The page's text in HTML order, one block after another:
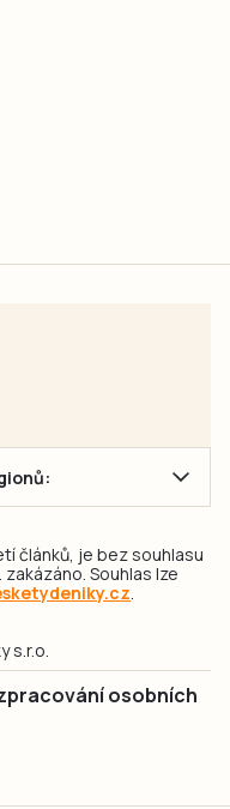
článků, je bez souhlasu
Souhlas lze
.
s.r.o.
osobních